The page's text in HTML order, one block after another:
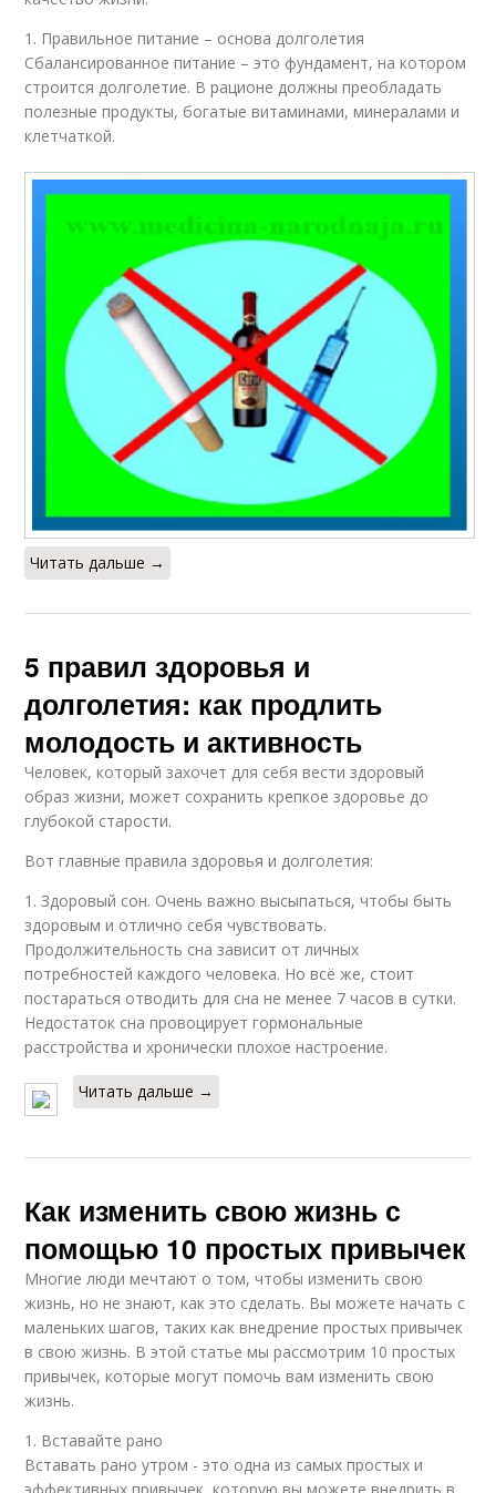
1. Правильное питание – основа долголетия
Сбалансированное питание – это фундамент, на котором
строится долголетие. В рационе должны преобладать
полезные продукты, богатые витаминами, минералами и
клетчаткой.
Читать дальше →
5 правил здоровья и
долголетия: как продлить
молодость и активность
Человек, который захочет для себя вести здоровый
образ жизни, может сохранить крепкое здоровье до
глубокой старости.
Вот главные правила здоровья и долголетия:
1. Здоровый сон. Очень важно высыпаться, чтобы быть
здоровым и отлично себя чувствовать.
Продолжительность сна зависит от личных
потребностей каждого человека. Но всё же, стоит
постараться отводить для сна не менее 7 часов в сутки.
Недостаток сна провоцирует гормональные
расстройства и хронически плохое настроение.
Читать дальше →
Как изменить свою жизнь с
помощью 10 простых привычек
Многие люди мечтают о том, чтобы изменить свою
жизнь, но не знают, как это сделать. Вы можете начать с
маленьких шагов, таких как внедрение простых привычек
в свою жизнь. В этой статье мы рассмотрим 10 простых
привычек, которые могут помочь вам изменить свою
жизнь.
1. Вставайте рано
Вставать рано утром - это одна из самых простых и